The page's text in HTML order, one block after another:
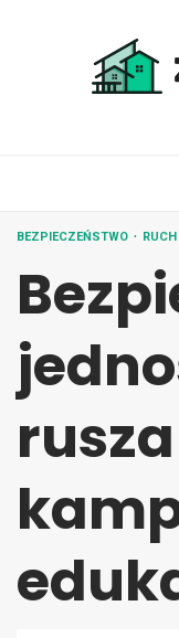
BEZPIECZEŃSTWO